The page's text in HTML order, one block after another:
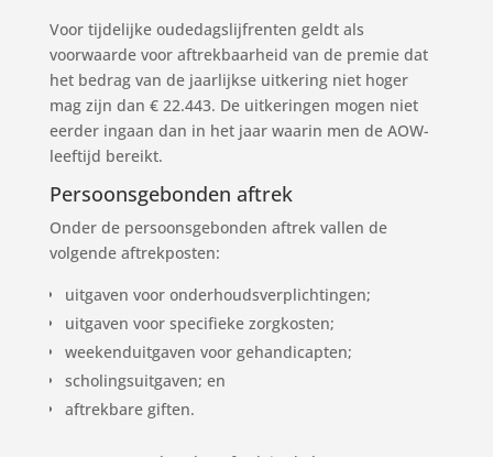
Voor tijdelijke oudedagslijfrenten geldt als
voorwaarde voor aftrekbaarheid van de premie dat
het bedrag van de jaarlijkse uitkering niet hoger
mag zijn dan € 22.443. De uitkeringen mogen niet
eerder ingaan dan in het jaar waarin men de AOW-
leeftijd bereikt.
Persoonsgebonden aftrek
Onder de persoonsgebonden aftrek vallen de
volgende aftrekposten:
uitgaven voor onderhoudsverplichtingen;
uitgaven voor specifieke zorgkosten;
weekenduitgaven voor gehandicapten;
scholingsuitgaven; en
aftrekbare giften.